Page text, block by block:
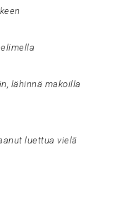
lähinnä makoilla
luettua vielä